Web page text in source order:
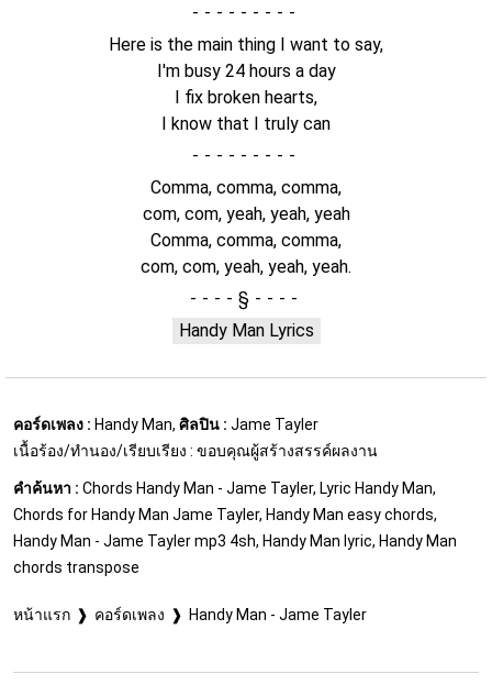
-
Here is the main thing I want to say,
I'm busy 24 hours a day
I fix broken hearts,
I know that I truly can
-
Comma, comma, comma,
com, com, yeah, yeah, yeah
Comma, comma, comma,
com, com, yeah, yeah, yeah.
§
Handy Man Lyrics
คอร์ดเพลง : Handy Man, ศิลปิน : Jame Tayler
เนื้อร้อง/ทำนอง/เรียบเรียง : ขอบคุณผู้สร้างสรรค์ผลงาน
คำค้นหา : Chords Handy Man - Jame Tayler, Lyric Handy Man,
Chords for Handy Man Jame Tayler, Handy Man easy chords,
Handy Man - Jame Tayler mp3 4sh, Handy Man lyric, Handy Man
chords transpose
หน้าแรก คอร์ดเพลง Handy Man - Jame Tayler